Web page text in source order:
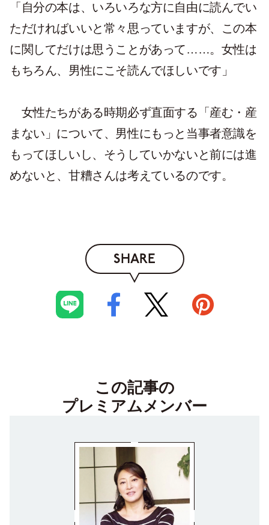
「自分の本は、いろいろな方に自由に読んでい
ただければいいと常々思っていますが、この本
に関してだけは思うことがあって……。女性は
もちろん、男性にこそ読んでほしいです」
女性たちがある時期必ず直面する「産む・産
まない」について、男性にもっと当事者意識を
もってほしいし、そうしていかないと前には進
めないと、甘糟さんは考えているのです。
SHARE
この記事の
プレミアムメンバー